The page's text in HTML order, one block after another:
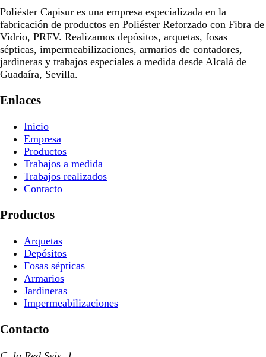
Poliéster Capisur es una empresa especializada en la
fabricación de productos en Poliéster Reforzado con Fibra de
Vidrio, PRFV. Realizamos depósitos, arquetas, fosas
sépticas, impermeabilizaciones, armarios de contadores,
jardineras y trabajos especiales a medida desde Alcalá de
Guadaíra, Sevilla.
Enlaces
Inicio
Empresa
Productos
Trabajos a medida
Trabajos realizados
Contacto
Productos
Arquetas
Depósitos
Fosas sépticas
Armarios
Jardineras
Impermeabilizaciones
Contacto